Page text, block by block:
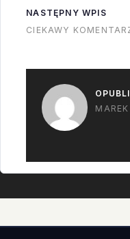
dało się wystrzelić
NASTĘPNY WPIS
CIEKAWY